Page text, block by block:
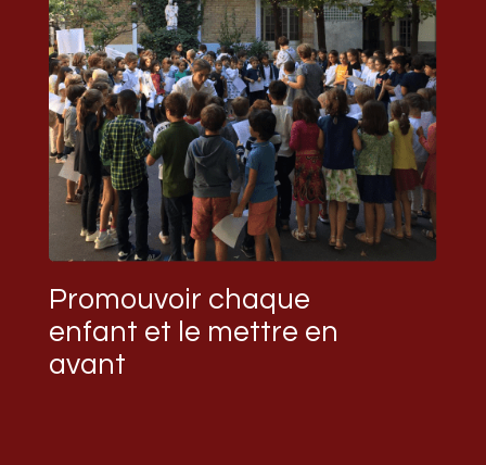
Promouvoir chaque
enfant et le mettre en
avant